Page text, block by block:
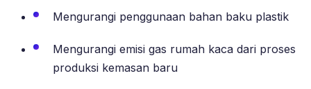
Mengurangi penggunaan bahan baku plastik
Mengurangi emisi gas rumah kaca dari proses
produksi kemasan baru